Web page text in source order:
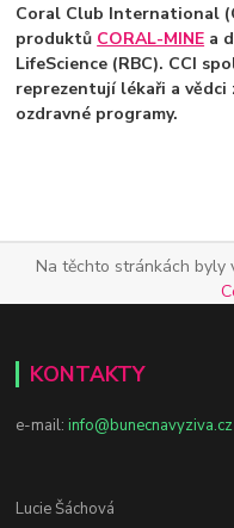
Coral Club International
produktů CORAL-MINE a
LifeScience (RBC). CCI
reprezentují lékaři a
ozdravné programy.
Na těchto stránkách byly
KONTAKTY
e-mail:info@bunecnavyziva.cz
Lucie Šáchová